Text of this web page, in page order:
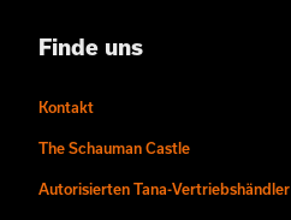
Finde uns
Kontakt
The Schauman Castle
Autorisierten Tana-Vertriebshändler